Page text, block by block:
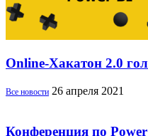
Online-Хакатон 2.0
Все новости 26 апреля 2021
Конференция по